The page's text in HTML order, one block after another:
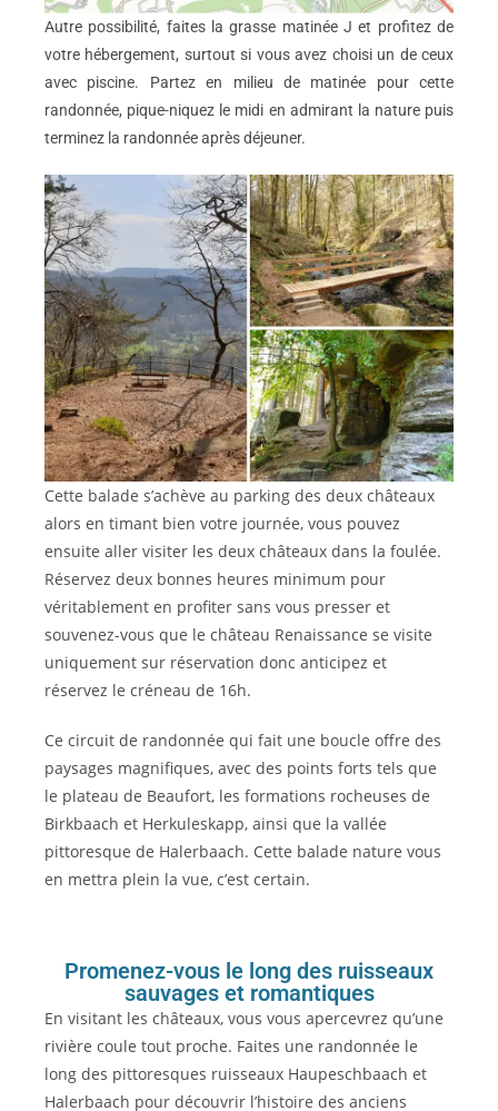
Autre possibilité, faites la grasse matinée J et profitez de
votre hébergement, surtout si vous avez choisi un de ceux
avec piscine. Partez en milieu de matinée pour cette
randonnée, pique-niquez le midi en admirant la nature puis
terminez la randonnée après déjeuner.
Cette balade s’achève au parking des deux châteaux
alors en timant bien votre journée, vous pouvez
ensuite aller visiter les deux châteaux dans la foulée.
Réservez deux bonnes heures minimum pour
véritablement en profiter sans vous presser et
souvenez-vous que le château Renaissance se visite
uniquement sur réservation donc anticipez et
réservez le créneau de 16h.
Ce circuit de randonnée qui fait une boucle offre des
paysages magnifiques, avec des points forts tels que
le plateau de Beaufort, les formations rocheuses de
Birkbaach et Herkuleskapp, ainsi que la vallée
pittoresque de Halerbaach. Cette balade nature vous
en mettra plein la vue, c’est certain.
Promenez-vous le long des ruisseaux
sauvages et romantiques
En visitant les châteaux, vous vous apercevrez qu’une
rivière coule tout proche. Faites une randonnée le
long des pittoresques ruisseaux Haupeschbaach et
Halerbaach pour découvrir l’histoire des anciens